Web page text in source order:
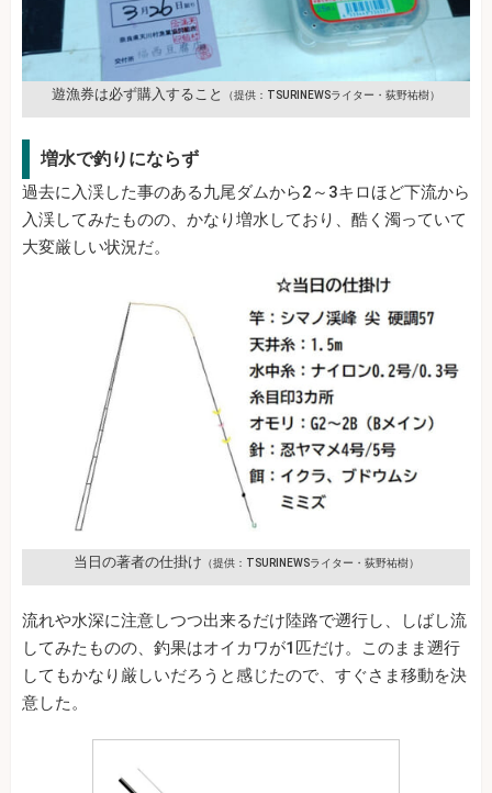
遊漁券は必ず購入すること （提供：TSURINEWSライター・荻野祐樹）
増水で釣りにならず
過去に入渓した事のある九尾ダムから2～3キロほど下流から
入渓してみたものの、かなり増水しており、酷く濁っていて
大変厳しい状況だ。
当日の著者の仕掛け （提供：TSURINEWSライター・荻野祐樹）
流れや水深に注意しつつ出来るだけ陸路で遡行し、しばし流
してみたものの、釣果はオイカワが1匹だけ。このまま遡行
してもかなり厳しいだろうと感じたので、すぐさま移動を決
意した。